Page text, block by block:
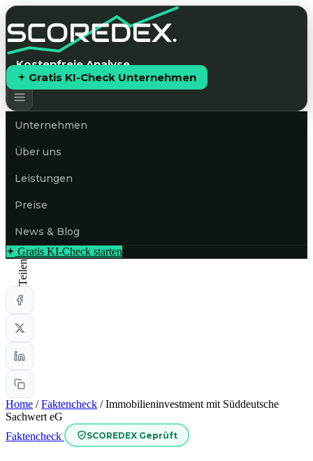
Kostenfreie Analyse
Gratis KI-Check Unternehmen
Unternehmen
Über uns
Leistungen
Preise
News & Blog
Gratis KI-Check starten
Teilen
Home / Faktencheck / Immobilieninvestment mit Süddeutsche
Sachwert eG
Faktencheck
SCOREDEX Geprüft